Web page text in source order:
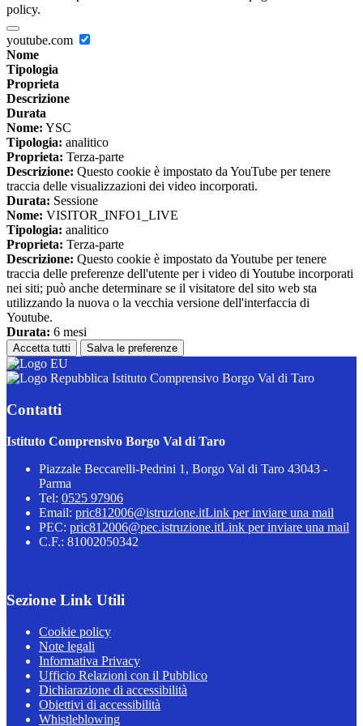
policy.
youtube.com
Nome
Tipologia
Proprieta
Descrizione
Durata
Nome: YSC
Tipologia: analitico
Proprieta: Terza-parte
Descrizione: Questo cookie è impostato da YouTube per tenere
traccia delle visualizzazioni dei video incorporati.
Durata: Sessione
Nome: VISITOR_INFO1_LIVE
Tipologia: analitico
Proprieta: Terza-parte
Descrizione: Questo cookie è impostato da Youtube per tenere
traccia delle preferenze dell'utente per i video di Youtube incorporati
nei siti; può anche determinare se il visitatore del sito web sta
utilizzando la nuova o la vecchia versione dell'interfaccia di
Youtube.
Durata: 6 mesi
Accetta tutti Salva le preferenze
Istituto Comprensivo Borgo Val di Taro
Contatti
Istituto Comprensivo Borgo Val di Taro
Piazzale Beccarelli-Pedrini 1, Borgo Val di Taro 43043 -
Parma
Tel: 0525 97906
Email: pric812006@istruzione.itLink per inviare una mail
PEC: pric812006@pec.istruzione.itLink per inviare una mail
C.F.: 81002050342
Sezione Link Utili
Cookie policy
Note legali
Informativa Privacy
Ufficio Relazioni con il Pubblico
Dichiarazione di accessibilità
Obiettivi di accessibilità
Whistleblowing